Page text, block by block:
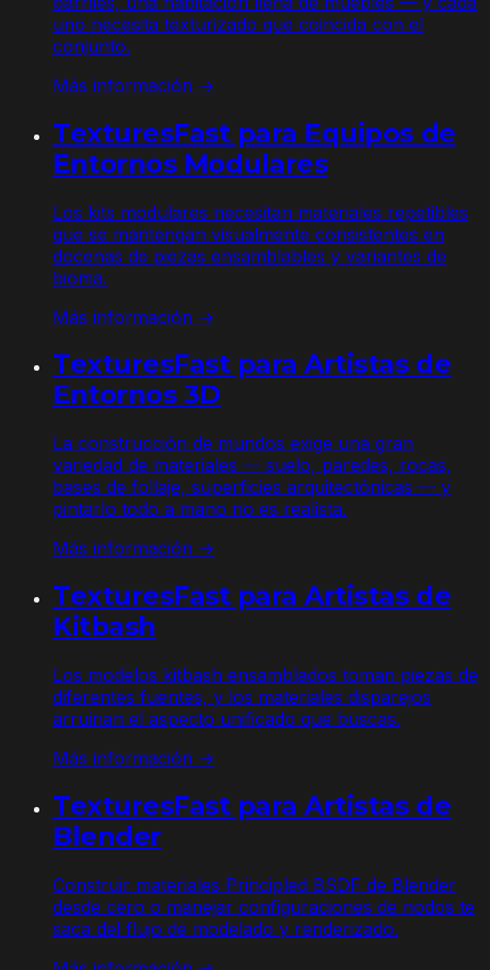
uno necesita texturizado que coincida con el
conjunto.
Más información →
TexturesFast para Equipos de
Entornos Modulares
Los kits modulares necesitan materiales repetibles
que se mantengan visualmente consistentes en
docenas de piezas ensamblables y variantes de
bioma.
Más información →
TexturesFast para Artistas de
Entornos 3D
La construcción de mundos exige una gran
variedad de materiales — suelo, paredes, rocas,
bases de follaje, superficies arquitectónicas — y
pintarlo todo a mano no es realista.
Más información →
TexturesFast para Artistas de
Kitbash
Los modelos kitbash ensamblados toman piezas de
diferentes fuentes, y los materiales disparejos
arruinan el aspecto unificado que buscas.
Más información →
TexturesFast para Artistas de
Blender
Construir materiales Principled BSDF de Blender
desde cero o manejar configuraciones de nodos te
saca del flujo de modelado y renderizado.